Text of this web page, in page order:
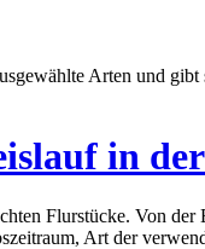
Arten und gibt
in
Flurstücke. Von der
Art der